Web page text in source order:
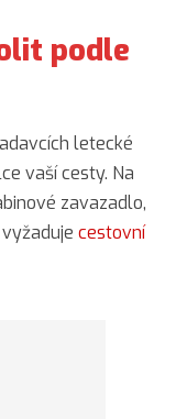
podle
letecké
vaší cesty. Na
zavazadlo,
cestovní